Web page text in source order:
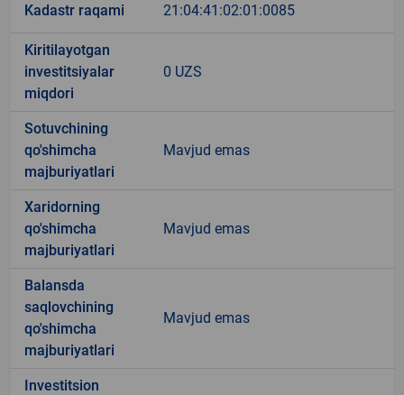
Kadastr raqami 21:04:41:02:01:0085
Kiritilayotgan
investitsiyalar
miqdori
0 UZS
Sotuvchining
qo'shimcha
majburiyatlari
Mavjud emas
Xaridorning
qo'shimcha
majburiyatlari
Mavjud emas
Balansda
saqlovchining
qo'shimcha
majburiyatlari
Mavjud emas
Investitsion